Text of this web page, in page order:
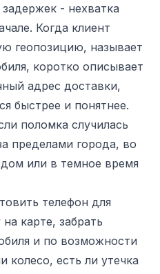
- нехватка
Когда клиент
геопозицию, называет
коротко описывает
адрес доставки,
быстрее и понятнее.
поломка случилась
пределами города, во
или в темное время
телефон для
карте, забрать
и по возможности
колесо, есть ли утечка